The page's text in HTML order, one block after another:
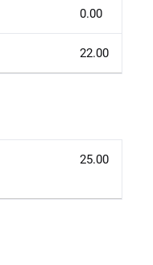
0.00
22.00
25.00